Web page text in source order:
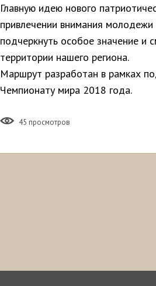
Главную идею нового
привлечении внимания
подчеркнуть особое значение и
территории нашего региона.
Маршрут разработан в рамках
Чемпионату мира 2018 года.
45 просмотров